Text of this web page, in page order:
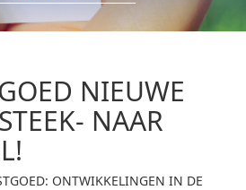
NIEUWE
NAAR
ONTWIKKELINGEN IN DE